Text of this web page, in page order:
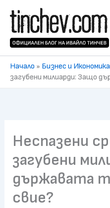
content
Начало » Бизнес и Икономика
загубени милиарди: Защо
Неспазени
загубени
държавата
свие?